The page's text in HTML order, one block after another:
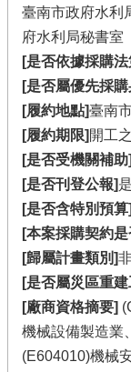
臺南市政府水利
府水利局秘書室
[是否依據採購
[是否屬優先採
[履約地點]臺南
[履約期限] 開工
[是否受機關補助]
[是否刊登公報]是
[是否含特別預算]
[本案採購契約
[歸屬計畫類別]
[是否屬災區重建
[廠商資格摘要]
機械設備製造業
(E604010)機械